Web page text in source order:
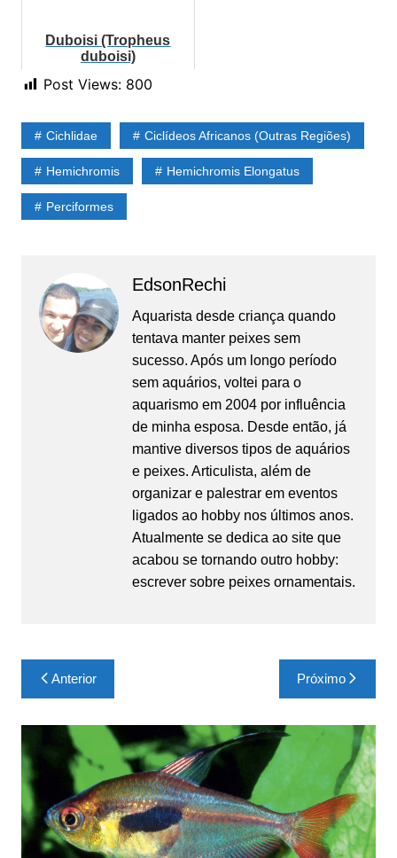
Duboisi (Tropheus
duboisi)
Post Views: 800
Cichlidae Ciclídeos Africanos (Outras Regiões)
Hemichromis Hemichromis Elongatus
Perciformes
EdsonRechi
Aquarista desde criança quando
tentava manter peixes sem
sucesso. Após um longo período
sem aquários, voltei para o
aquarismo em 2004 por influência
de minha esposa. Desde então, já
mantive diversos tipos de aquários
e peixes. Articulista, além de
organizar e palestrar em eventos
ligados ao hobby nos últimos anos.
Atualmente se dedica ao site que
acabou se tornando outro hobby:
escrever sobre peixes ornamentais.
Navegação
de
Post
Anterior Próximo